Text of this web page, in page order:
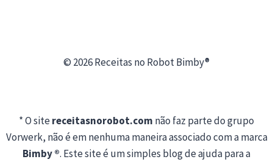
© 2026 Receitas no Robot Bimby®
* O sitereceitasnorobot.com não faz parte do grupo
Vorwerk, não é em nenhuma maneira associado com a marca
Bimby ®. Este site é um simples blog de ajuda para a